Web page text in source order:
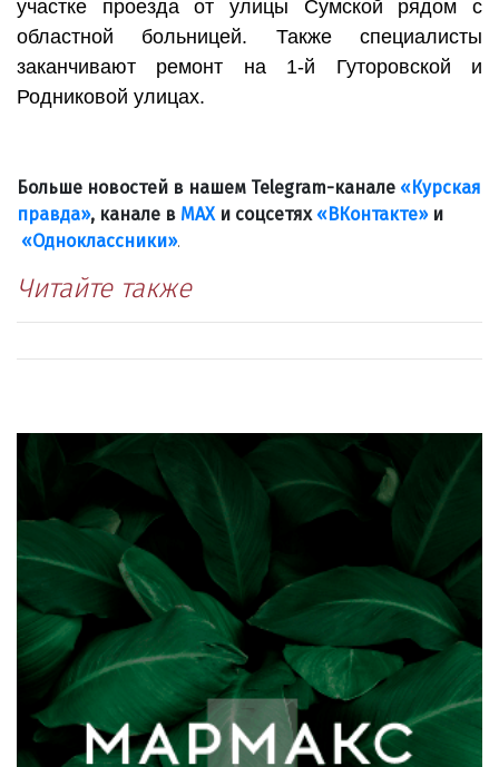
участке проезда от улицы Сумской рядом с
областной больницей. Также специалисты
заканчивают ремонт на 1-й Гуторовской и
Родниковой улицах.
Больше новостей в нашем Telegram-канале «Курская
правда», канале в МАХи соцсетях «ВКонтакте»и
«Одноклассники».
Читайте также